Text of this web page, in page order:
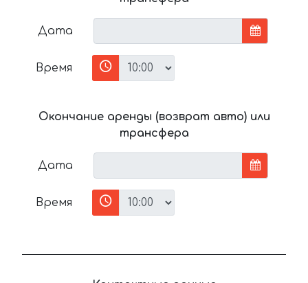
Дата
Время
Окончание аренды (возврат авто) или
трансфера
Дата
Время